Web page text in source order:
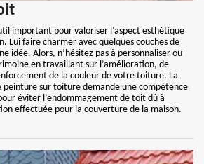
important pour valoriser l’aspect esthétique
Lui faire charmer avec quelques couches de
idée. Alors, n’hésitez pas à personnaliser ou
en travaillant sur l’amélioration, de
de la couleur de votre toiture. La
peinture sur toiture demande une compétence
éviter l’endommagement de toit dû à
effectuée pour la couverture de la maison.